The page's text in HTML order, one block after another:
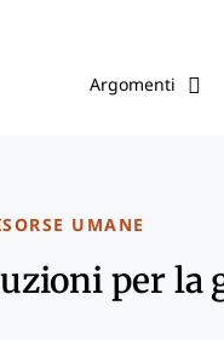
Argomenti
UMANE
per la